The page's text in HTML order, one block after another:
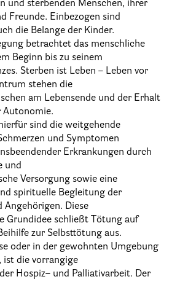
und sterbenden Menschen, ihrer
Freunde. Einbezogen sind
die Belange der Kinder.
betrachtet das menschliche
Beginn bis zu seinem
Sterben ist Leben – Leben vor
stehen die
am Lebensende und der Erhalt
sind die weitgehende
und Symptomen
Erkrankungen durch
und
Versorgung sowie eine
spirituelle Begleitung der
Angehörigen. Diese
Grundidee schließt Tötung auf
zur Selbsttötung aus.
oder in der gewohnten Umgebung
ist die vorrangige
Hospiz– und Palliativarbeit. Der